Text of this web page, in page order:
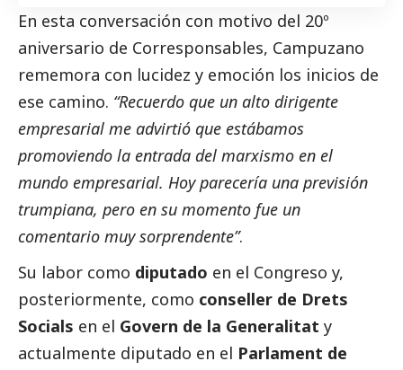
En esta conversación con motivo del 20º
aniversario de Corresponsables, Campuzano
rememora con lucidez y emoción los inicios de
ese camino. “Recuerdo que un alto dirigente
empresarial me advirtió que estábamos
promoviendo la entrada del marxismo en el
mundo empresarial. Hoy parecería una previsión
trumpiana, pero en su momento fue un
comentario muy sorprendente”.
Su labor como diputado en el Congreso y,
posteriormente, como conseller de Drets
Socials en el Govern de la Generalitat y
actualmente diputado en el Parlament de